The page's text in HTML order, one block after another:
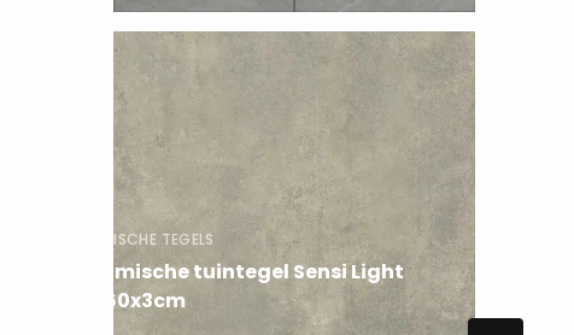
KERAMISCHE TEGELS
Keramische tuintegel Sensi Light
60x60x3cm